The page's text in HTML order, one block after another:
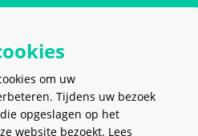
om uw
Tijdens uw bezoek
opgeslagen op het
website bezoekt. Lees